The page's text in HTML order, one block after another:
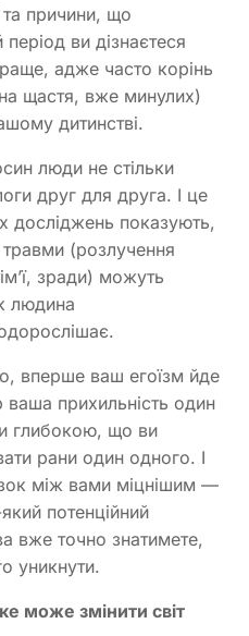
та причини, що
ви дізнаєтеся
адже часто корінь
щастя, вже минулих)
дитинстві.
люди не стільки
друг для друга. І це
досліджень показують,
(розлучення
зради) можуть
людина
вперше ваш егоїзм йде
ваша прихильність один
глибокою, що ви
рани один одного. І
між вами міцнішим —
потенційний
вже точно знатимете,
уникнути.
може змінити світ